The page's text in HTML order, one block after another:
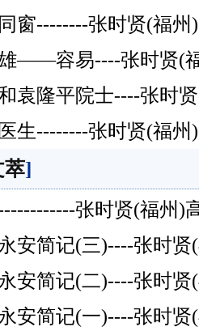
窗--------张时贤(福
——容易----张时贤(
袁隆平院士----张时
生--------张时贤(福
萃]
张时贤(福州)
安简记(三)----张时
安简记(二)----张时
安简记(一)----张时